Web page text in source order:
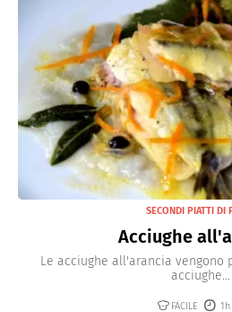
SECONDI PIATTI DI
Acciughe
Le acciughe all'arancia vengono
acciughe...
FACILE 1h